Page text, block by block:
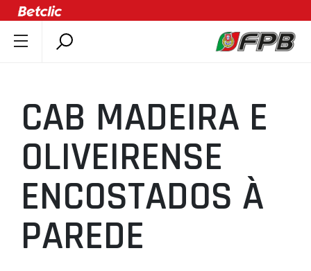
ÚLTIMAS
COMPETIÇÕES
ASSOCIAÇÕES
CLUBES
AGENTES
AGENDA
CAB MADEIRA E
OLIVEIRENSE
ENCOSTADOS À
PAREDE